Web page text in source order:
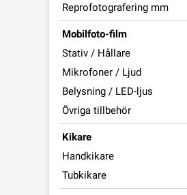
Reprofotografering mm
Mobilfoto-film
Stativ / Hållare
Mikrofoner / Ljud
Belysning / LED-ljus
Övriga tillbehör
Kikare
Handkikare
Tubkikare